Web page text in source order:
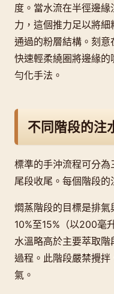
度。當水流在半徑邊
力，這個推力足以將
通過的粉層結構。刻
快速輕柔繞圈將邊緣
勻化手法。
不同階段的注
標準的手沖流程可分
尾段收尾。每個階段的
燜蒸階段的目標是排
10%至15%（以200毫
水溫略高於主要萃取
過程。此階段嚴禁攪
氣。